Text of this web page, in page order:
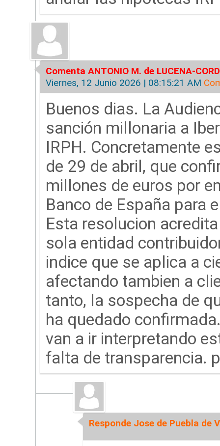
Comenta ANTONIO M. de LUCENA-
Viernes, 12 Junio 2026 | 08:15:21 AM
Buenos dias. La
sanción millonaria a
IRPH. Concretamente
de 29 de abril, que
millones de euros por
Banco de España para
Esta resolucion
sola entidad
indice que se aplica a
afectando tambien a
tanto, la sospecha de
ha quedado
van a ir interpretando
falta de transparencia.
Responde Jose de Puebla de